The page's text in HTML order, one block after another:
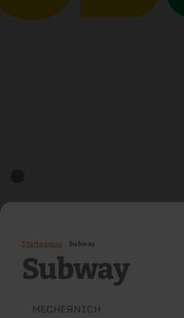
Startpagina Subway
Subway
MECHERNICH